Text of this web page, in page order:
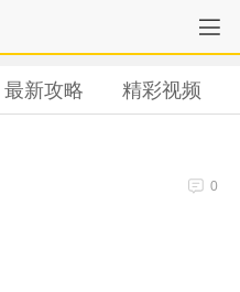
最新攻略 精彩视频
0